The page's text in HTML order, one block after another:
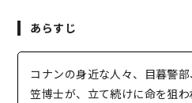
あらすじ
コナンの身近な人々、目暮警
笠博士が、立て続けに命を狙